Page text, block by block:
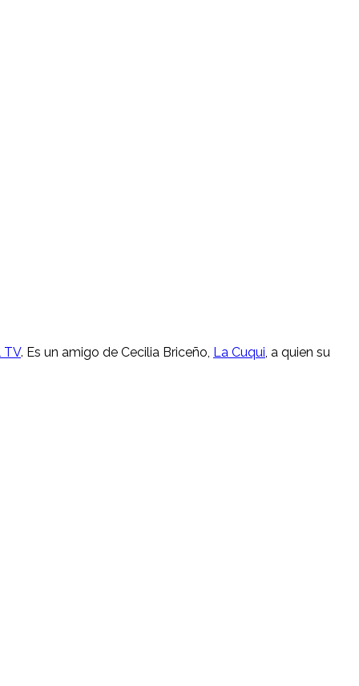
TV. Es un amigo de Cecilia Briceño, La Cuqui , a quien su